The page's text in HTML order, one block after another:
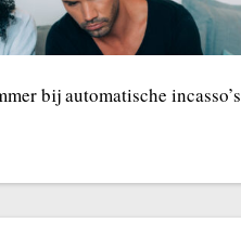
bij automatische incasso’s